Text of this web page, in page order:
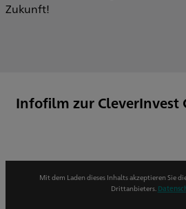
Zukunft!
Infofilm zur CleverInvest
Mit dem Laden dieses Inhalts akzeptieren Sie
Drittanbieters.